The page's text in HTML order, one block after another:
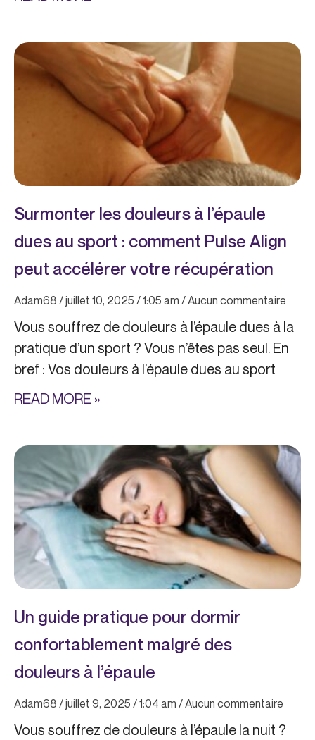
Surmonter les douleurs à l’épaule
dues au sport : comment Pulse Align
peut accélérer votre récupération
Adam68 juillet 10, 2025 1:05 am Aucun commentaire
Vous souffrez de douleurs à l’épaule dues à la
pratique d’un sport ? Vous n’êtes pas seul. En
bref : Vos douleurs à l’épaule dues au sport
READ MORE »
Un guide pratique pour dormir
confortablement malgré des
douleurs à l’épaule
Adam68 juillet 9, 2025 1:04 am Aucun commentaire
Vous souffrez de douleurs à l’épaule la nuit ?